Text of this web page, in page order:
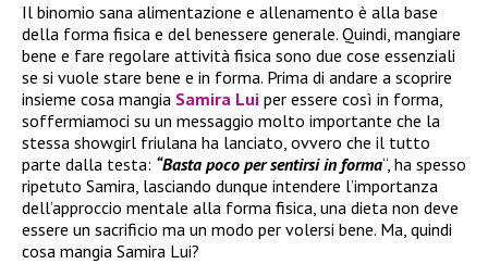
Il binomio sana alimentazione e allenamento è alla base
della forma fisica e del benessere generale. Quindi, mangiare
bene e fare regolare attività fisica sono due cose essenziali
se si vuole stare bene e in forma. Prima di andare a scoprire
insieme cosa mangia Samira Lui per essere così in forma,
soffermiamoci su un messaggio molto importante che la
stessa showgirl friulana ha lanciato, ovvero che il tutto
parte dalla testa: “Basta poco per sentirsi in forma“, ha spesso
ripetuto Samira, lasciando dunque intendere l’importanza
dell’approccio mentale alla forma fisica, una dieta non deve
essere un sacrificio ma un modo per volersi bene. Ma, quindi
cosa mangia Samira Lui?